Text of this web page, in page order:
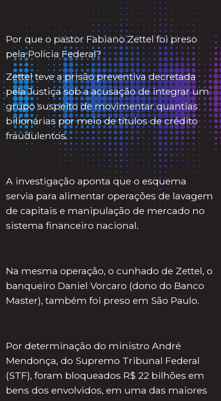
Por que o pastor Fabiano Zettel foi preso
pela Polícia Federal?
Zettel teve a prisão preventiva decretada
pela Justiça sob a acusação de integrar um
grupo suspeito de movimentar quantias
bilionárias por meio de títulos de crédito
fraudulentos.
A investigação aponta que o esquema
servia para alimentar operações de lavagem
de capitais e manipulação de mercado no
sistema financeiro nacional.
Na mesma operação, o cunhado de Zettel, o
banqueiro Daniel Vorcaro (dono do Banco
Master), também foi preso em São Paulo.
Por determinação do ministro André
Mendonça, do Supremo Tribunal Federal
(STF), foram bloqueados R$ 22 bilhões em
bens dos envolvidos, em uma das maiores